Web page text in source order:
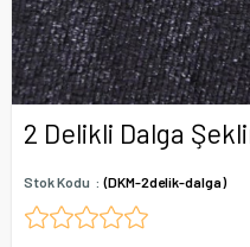
2 Delikli Dalga
Stok Kodu (DKM-2delik-dalga)